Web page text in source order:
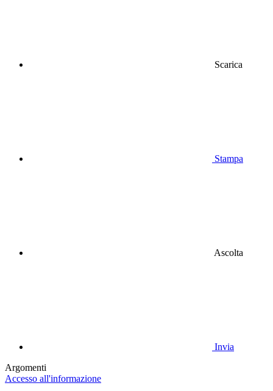
Scarica
Stampa
Ascolta
Invia
Argomenti
Accesso all'informazione